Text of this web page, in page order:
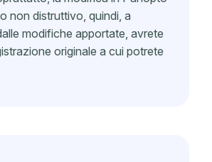
non distruttivo, quindi, a
modifiche apportate, avrete
originale a cui potrete